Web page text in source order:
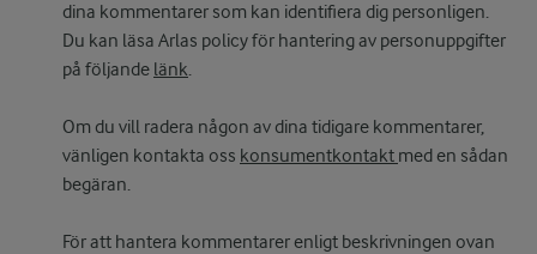
dina kommentarer som kan identifiera dig personligen.
Du kan läsa Arlas policy för hantering av personuppgifter
på följande länk.
Om du vill radera någon av dina tidigare kommentarer,
vänligen kontakta oss konsumentkontakt med en sådan
begäran.
För att hantera kommentarer enligt beskrivningen ovan